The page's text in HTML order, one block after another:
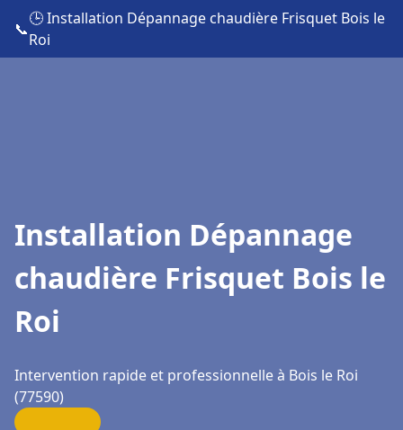
📞
🕒 Installation Dépannage chaudière Frisquet Bois le
Roi
Installation Dépannage
chaudière Frisquet Bois le
Roi
Intervention rapide et professionnelle à Bois le Roi
(77590)